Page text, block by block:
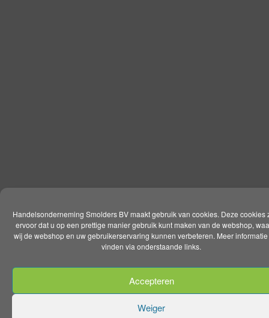
Handelsonderneming Smolders BV maakt gebruik van cookies. Deze cookies
ervoor dat u op een prettige manier gebruik kunt maken van de webshop,
wij de webshop en uw gebruikerservaring kunnen verbeteren. Meer
vinden via onderstaande links.
Accepteren
Weiger